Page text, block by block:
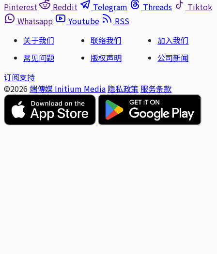
Pinterest
Reddit Telegram Threads
Tiktok
Whatsapp
Youtube
RSS
关于我们
联络我们
加入我们
常见问题
版权声明
公司新闻
订阅支持
©2026 端傳媒 Initium Media 隐私政策 服务条款